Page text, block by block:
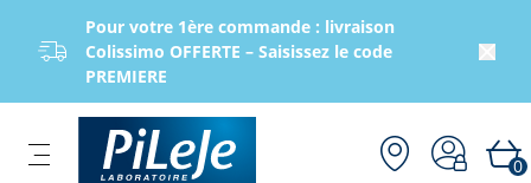
Pour votre 1ère commande : livraison
Colissimo OFFERTE – Saisissez le code
PREMIERE
0